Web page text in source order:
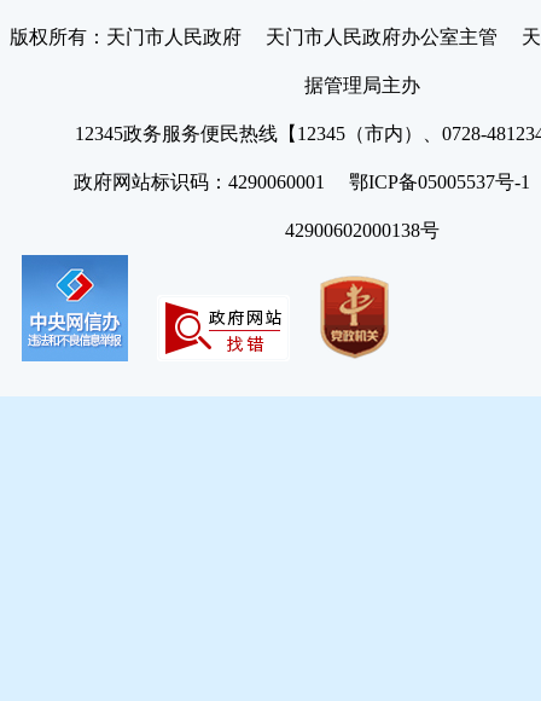
版权所有：天门市人民政府 天门市人民政府办公室主管 天
据管理局主办
12345政务服务便民热线【12345（市内）、0728-
政府网站标识码：4290060001 鄂ICP备05005537号
42900602000138号